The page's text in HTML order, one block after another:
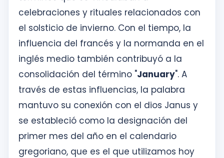
celebraciones y rituales relacionados con
el solsticio de invierno. Con el tiempo, la
influencia del francés y la normanda en el
inglés medio también contribuyó a la
consolidación del término "January". A
través de estas influencias, la palabra
mantuvo su conexión con el dios Janus y
se estableció como la designación del
primer mes del año en el calendario
gregoriano, que es el que utilizamos hoy